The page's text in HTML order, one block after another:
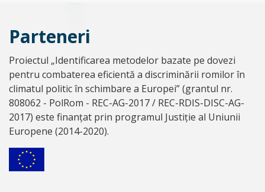
Parteneri
Proiectul „Identificarea metodelor bazate pe dovezi
pentru combaterea eficientă a discriminării romilor în
climatul politic în schimbare a Europei” (grantul nr.
808062 - PolRom - REC-AG-2017 / REC-RDIS-DISC-AG-
2017) este finanțat prin programul Justiție al Uniunii
Europene (2014-2020).